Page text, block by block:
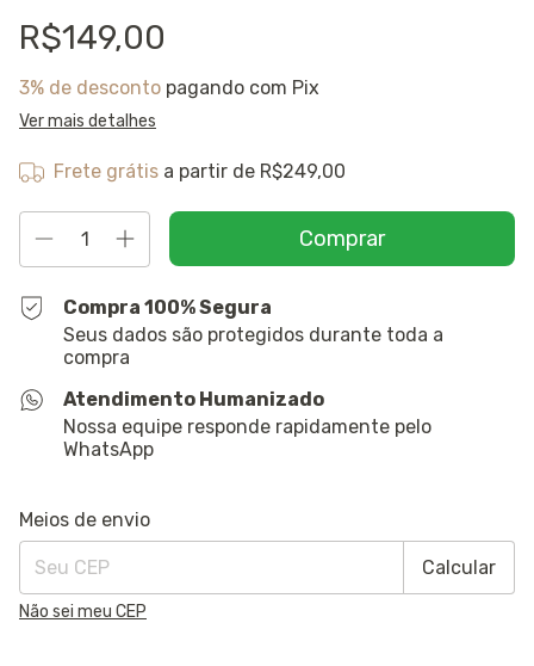
R$149,00
3% de desconto pagando com Pix
Ver mais detalhes
Frete grátis a partir de R$249,00
Compra 100% Segura
Seus dados são protegidos durante toda a
compra
Atendimento Humanizado
Nossa equipe responde rapidamente pelo
WhatsApp
Entregas para o CEP:
Meios de envio
Calcular
Não sei meu CEP